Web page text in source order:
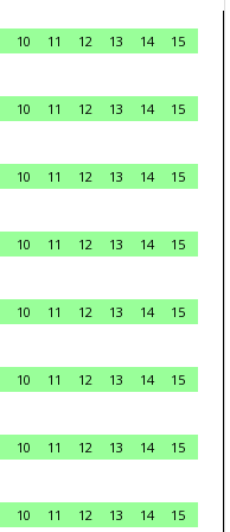
10 11 12 13 14
15
10 11 12 13 14
15
10 11 12 13 14
15
10 11 12 13 14
15
10 11 12 13 14
15
10 11 12 13 14
15
10 11 12 13 14
15
10 11 12 13 14
15